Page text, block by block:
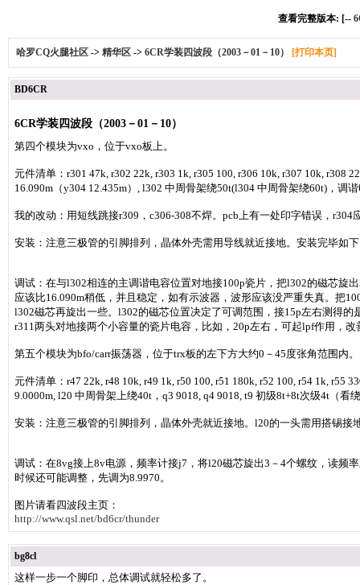
查看完整版本: [--
哈罗CQ火腿社区 -> 精华区 -> 6CR学装四波段（2003－01－10） [打印本页]
BD6CR
6CR学装四波段（2003－01－10）
第四个模块为vxo，位于vxo板上。
元件清单：r301 47k, r302 22k, r303 1k, r305 100, r306 10k, r307 10k, r308
16.090m（y304 12.435m）, l302 中周骨架绕50t(l304 中周骨架绕60t)，调
我的改动：用短线跳接r309，c306-308不焊。pcb上有一处印字错误，r304
安装：注意三极管的引脚排列，晶体外壳需用导线就近接地。安装完毕如
调试：在与l302相连的主调谐电容位置对地接100p瓷片，把l302的磁芯旋
应该比16.090m稍低，并且稳定，如有示波器，波形应该没严重失真。把
l302磁芯再旋出一些。l302的磁芯位置决定了可调范围，接15p左右测得
r311两头对地接两个小容量的瓷片电容，比如，20p左右，可起lpf作用，改
第五个模块为bfo/carr振荡器，位于trx板的左下方大约0－45度张角范围内。
元件清单：r47 22k, r48 10k, r49 1k, r50 100, r51 180k, r52 100, r54 1k, r55
9.0000m, l20 中周骨架上绕40t，q3 9018, q4 9018, t9 初级8t+8t次级4t（看
安装：注意三极管的引脚排列，晶体外壳就近接地。l20的一头需用搭锡接
调试：在8vg接上8v电源，频率计接j7，将l20磁芯旋出3－4个螺纹，读频
时候还可能调整，先调为8.9970。
图片请看四波段主页：
http://www.qsl.net/bd6cr/thunder
bg8cl
这样一步一个脚印，总体调试就轻松多了。